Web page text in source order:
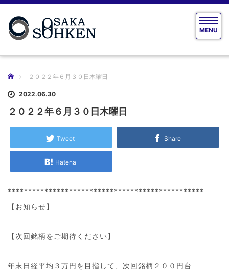
T
o
g
MENU
ホーム ２０２２年６月３０日木曜日
2022.06.30
２０２２年６月３０日木曜日
Tweet Share
Hatena
************************************************
【お知らせ】
【次回銘柄をご期待ください】
年末日経平均３万円を目指して、次回銘柄２００円台